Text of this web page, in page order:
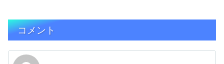
コメント